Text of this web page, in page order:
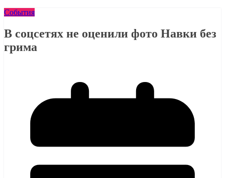
События
В соцсетях не оценили фото Навки без
грима